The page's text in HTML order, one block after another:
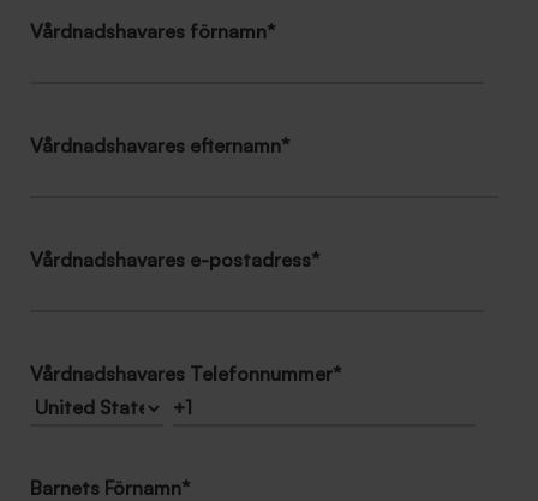
Vårdnadshavares förnamn*
Vårdnadshavares efternamn*
Vårdnadshavares e-postadress*
Vårdnadshavares Telefonnummer*
Barnets Förnamn*